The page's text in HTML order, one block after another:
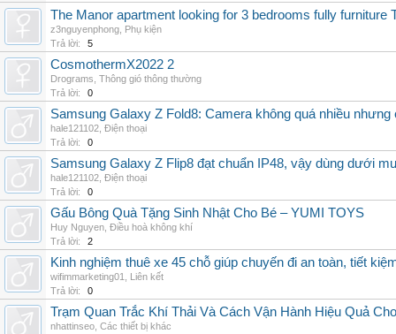
The Manor apartment looking for 3 bedrooms fully furniture
z3nguyenphong Phụ kiện
Trả lời:
5
CosmothermX2022 2
Drograms Thông gió thông thường
Trả lời:
0
Samsung Galaxy Z Fold8: Camera không quá nhiều nhưng
hale121102 Điện thoại
Trả lời:
0
Samsung Galaxy Z Flip8 đạt chuẩn IP48, vậy dùng dưới
hale121102 Điện thoại
Trả lời:
0
Gấu Bông Quà Tặng Sinh Nhật Cho Bé – YUMI TOYS
Huy Nguyen Điều hoà không khí
Trả lời:
2
Kinh nghiệm thuê xe 45 chỗ giúp chuyến đi an toàn, tiết
wifimmarketing01
Liên kết
Trả lời:
0
Trạm Quan Trắc Khí Thải Và Cách Vận Hành Hiệu Quả
nhattinseo Các thiết bị khác